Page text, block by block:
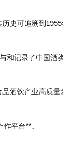
可追溯到1955
记录了中国酒
酒饮产业高质量
平台**。